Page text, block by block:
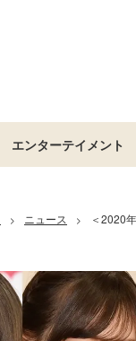
エンターテイメント
> ニュース >
＜2020